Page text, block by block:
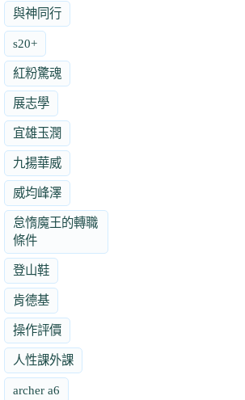
與神同行
s20+
紅粉驚魂
展志學
宜雄玉潤
九揚華威
威均峰澤
怠惰魔王的轉職
條件
登山鞋
肯德基
操作評價
人性課外課
archer a6